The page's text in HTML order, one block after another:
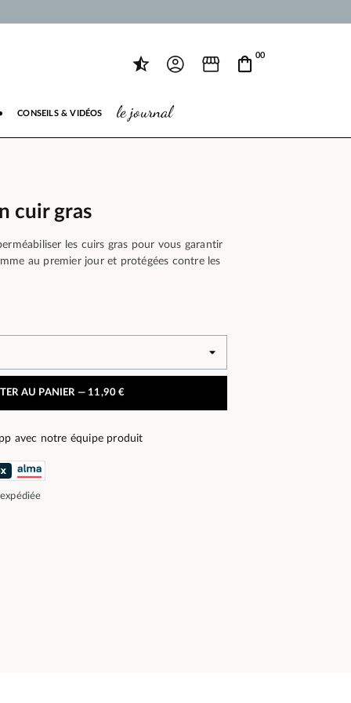
00
CONSEILS & VIDÉOS le journal
cuir gras
les cuirs gras pour vous garantir
au premier jour et protégées contre les
AU PANIER — 11,90 €
avec notre équipe produit